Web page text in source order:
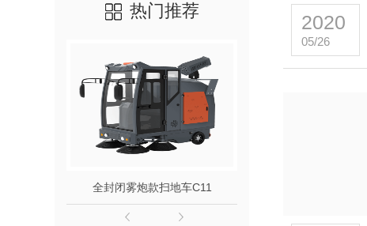
热门推荐
全封闭雾炮款扫地车C11
2020
05/26